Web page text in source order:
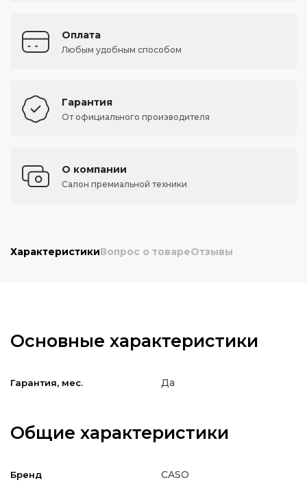
Оплата
Любым удобным способом
Гарантия
От официального производителя
О компании
Салон премиальной техники
ХарактеристикиВопрос о товареОтзывы
Основные характеристики
Гарантия, мес. Да
Общие характеристики
Бренд CASO